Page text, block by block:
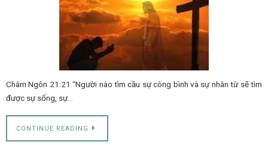
Châm Ngôn 21:21 “Người nào tìm cầu sự công bình và sự nhân từ sẽ tìm
được sự sống, sự…
CONTINUE READING